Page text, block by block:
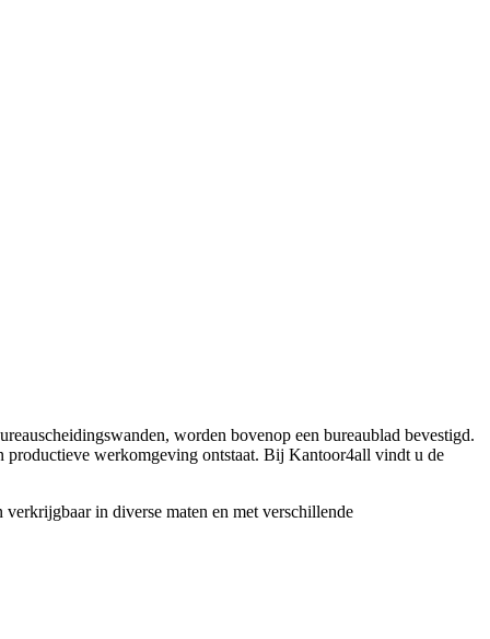
worden bovenop een bureaublad bevestigd.
productieve werkomgeving ontstaat. Bij Kantoor4all vindt u de
in diverse maten en met verschillende